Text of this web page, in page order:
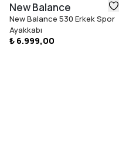
New Balance
New Balance 530 Erkek Spor
Ayakkabı
₺ 6.999,00